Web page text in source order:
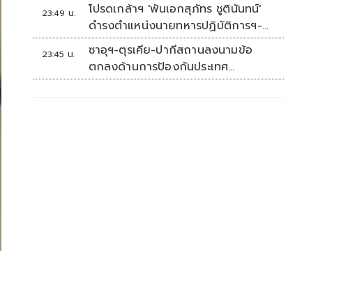
23:49 น.
โปรดเกล้าฯ 'พันเอกสุภัทร ชูตินันทน์'
ดำรงตำแหน่งนายทหารปฏิบัติการฯ-
พระราชทานยศ 'พลตรี'
23:45 น.
ซาอุฯ-ตุรเคีย-ปากีสถานลงนามข้อ
ตกลงด้านการป้องกันประเทศ
ท่ามกลางสงครามในภูมิภาค